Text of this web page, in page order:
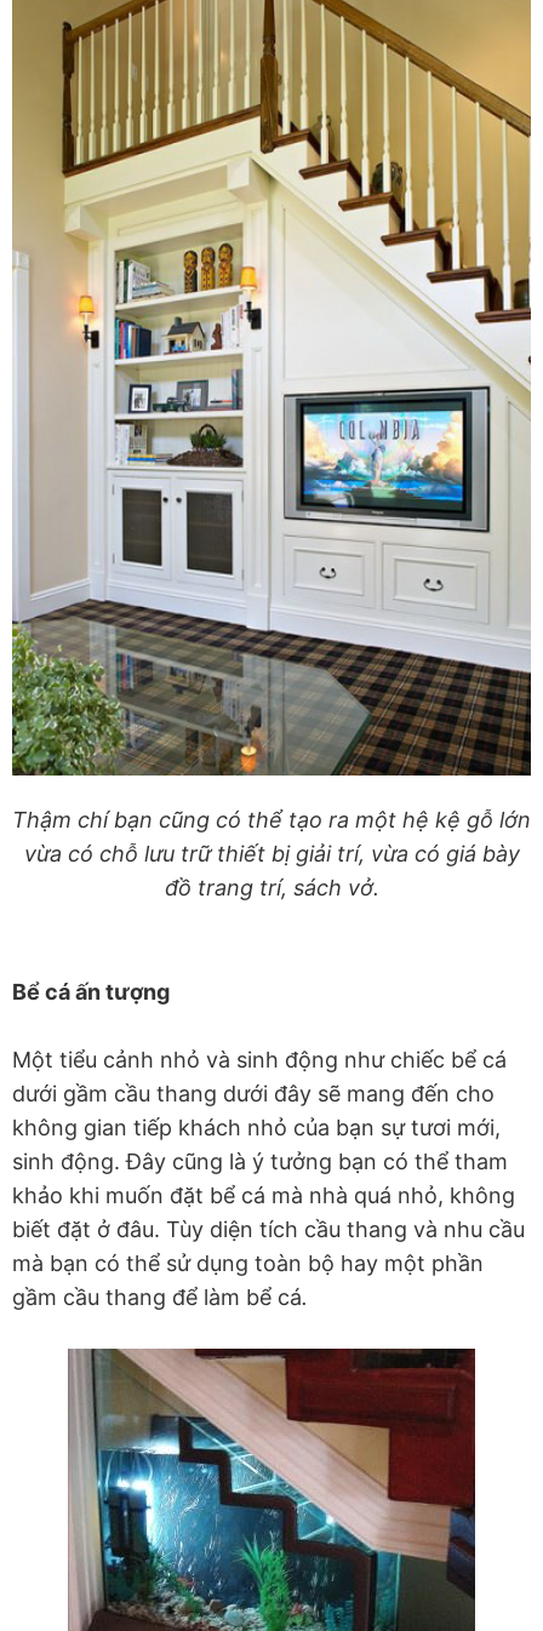
Thậm chí bạn cũng có thể tạo ra một hệ kệ gỗ lớn
vừa có chỗ lưu trữ thiết bị giải trí, vừa có giá bày
đồ trang trí, sách vở.
Bể cá ấn tượng
Một tiểu cảnh nhỏ và sinh động như chiếc bể cá
dưới gầm cầu thang dưới đây sẽ mang đến cho
không gian tiếp khách nhỏ của bạn sự tươi mới,
sinh động. Đây cũng là ý tưởng bạn có thể tham
khảo khi muốn đặt bể cá mà nhà quá nhỏ, không
biết đặt ở đâu. Tùy diện tích cầu thang và nhu cầu
mà bạn có thể sử dụng toàn bộ hay một phần
gầm cầu thang để làm bể cá.